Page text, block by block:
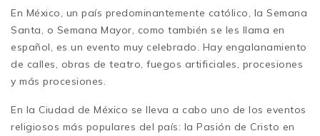
En México, un país predominantemente católico, la Semana
Santa, o Semana Mayor, como también se les llama en
español, es un evento muy celebrado. Hay engalanamiento
de calles, obras de teatro, fuegos artificiales, procesiones
y más procesiones.
En la Ciudad de México se lleva a cabo uno de los eventos
religiosos más populares del país: la Pasión de Cristo en